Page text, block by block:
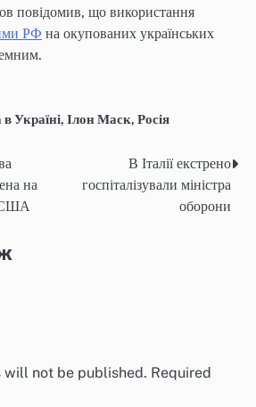
повідомив, що використання
РФ на окупованих українських
в Україні, Ілон Маск, Росія
на
США
В Італії екстрено
госпіталізували міністра
оборони
will not be published. Required